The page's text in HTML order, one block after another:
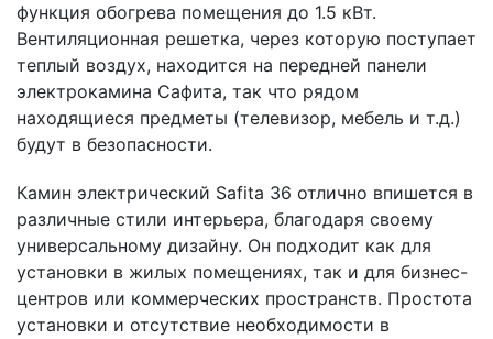
функция обогрева помещения до 1.5 кВт.
Вентиляционная решетка, через которую поступает
теплый воздух, находится на передней панели
электрокамина Сафита, так что рядом
находящиеся предметы (телевизор, мебель и т.д.)
будут в безопасности.
Камин электрический Safita 36 отлично впишется в
различные стили интерьера, благодаря своему
универсальному дизайну. Он подходит как для
установки в жилых помещениях, так и для бизнес-
центров или коммерческих пространств. Простота
установки и отсутствие необходимости в